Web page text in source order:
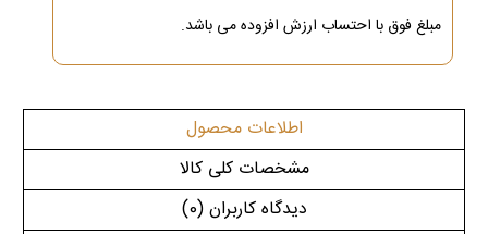
مبلغ فوق با احتساب ارزش افزوده می باشد.
اطلاعات محصول
مشخصات کلی کالا
دیدگاه کاربران(0)